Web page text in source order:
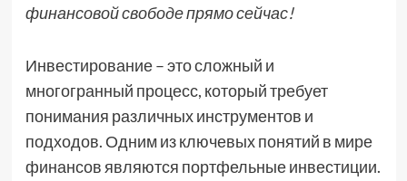
финансовой свободе прямо сейчас!
Инвестирование – это сложный и
многогранный процесс, который требует
понимания различных инструментов и
подходов. Одним из ключевых понятий в мире
финансов являются портфельные инвестиции.